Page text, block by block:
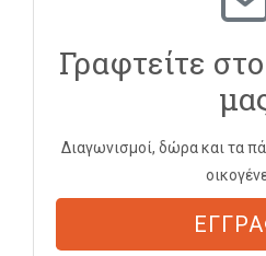
Γραφτείτε
Διαγωνισμοί, δώρα και τα